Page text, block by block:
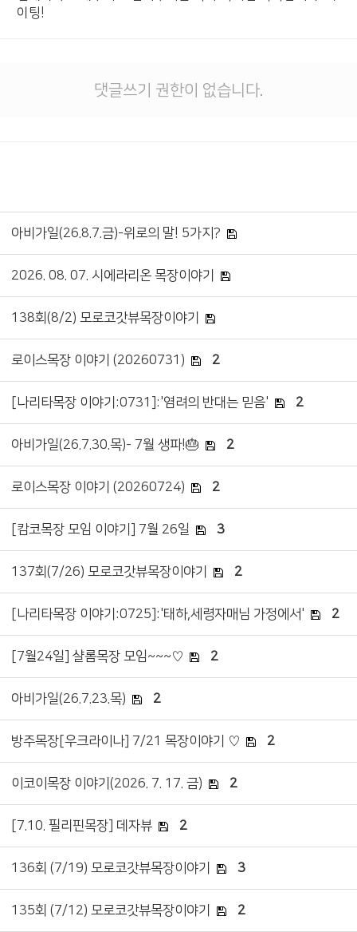
이팅!
댓글쓰기 권한이 없습니다.
아비가일(26.8.7.금)-위로의 말! 5가지?
2026. 08. 07. 시에라리온 목장이야기
138회(8/2) 모로코갓뷰목장이야기
로이스목장 이야기 (20260731) 2
[나리타목장 이야기:0731]:'염려의 반대는 믿음' 2
아비가일(26.7.30.목)- 7월 생파!🎂 2
로이스목장 이야기 (20260724) 2
[캄코목장 모임 이야기] 7월 26일 3
137회(7/26) 모로코갓뷰목장이야기 2
[나리타목장 이야기:0725]:'태하,세령자매님 가정에서' 2
[7월24일] 샬롬목장 모임~~~♡ 2
아비가일(26.7.23.목) 2
방주목장[우크라이나] 7/21 목장이야기 ♡ 2
이코이목장 이야기(2026. 7. 17. 금) 2
[7.10. 필리핀목장] 데자뷰 2
136회 (7/19) 모로코갓뷰목장이야기 3
135회 (7/12) 모로코갓뷰목장이야기 2